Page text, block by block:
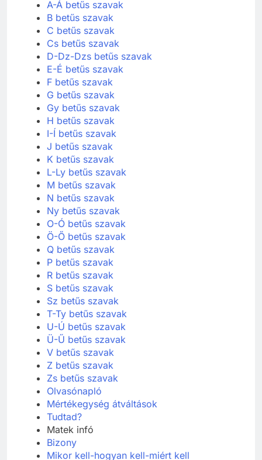
A-Á betűs szavak
B betűs szavak
C betűs szavak
Cs betűs szavak
D-Dz-Dzs betűs szavak
E-É betűs szavak
F betűs szavak
G betűs szavak
Gy betűs szavak
H betűs szavak
I-Í betűs szavak
J betűs szavak
K betűs szavak
L-Ly betűs szavak
M betűs szavak
N betűs szavak
Ny betűs szavak
O-Ó betűs szavak
Ö-Ő betűs szavak
Q betűs szavak
P betűs szavak
R betűs szavak
S betűs szavak
Sz betűs szavak
T-Ty betűs szavak
U-Ú betűs szavak
Ü-Ű betűs szavak
V betűs szavak
Z betűs szavak
Zs betűs szavak
Olvasónapló
Mértékegység átváltások
Tudtad?
Matek infó
Bizony